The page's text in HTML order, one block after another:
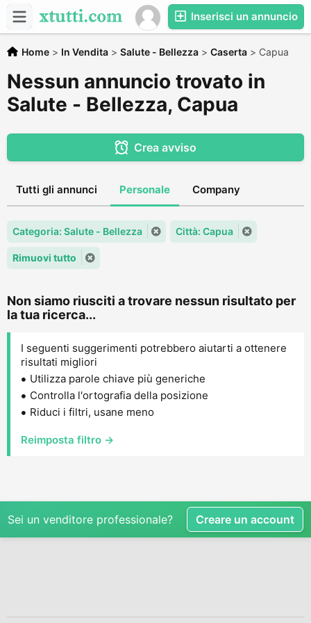
Inserisci un annuncio
Home > In Vendita > Salute - Bellezza > Caserta > Capua
Nessun annuncio trovato in
Salute - Bellezza, Capua
Crea avviso
Tutti gli annunci Personale Company
Categoria: Salute - Bellezza Città: Capua
Rimuovi tutto
Non siamo riusciti a trovare nessun risultato per
la tua ricerca...
I seguenti suggerimenti potrebbero aiutarti a ottenere
risultati migliori
Utilizza parole chiave più generiche
Controlla l'ortografia della posizione
Riduci i filtri, usane meno
Reimposta filtro →
Sei un venditore professionale? Creare un account